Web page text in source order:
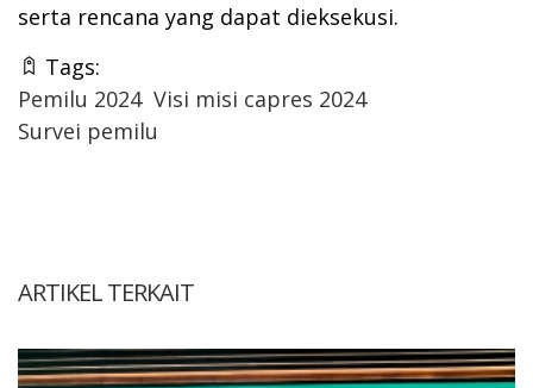
serta rencana yang dapat dieksekusi.
Tags:
Pemilu 2024 Visi misi capres 2024
Survei pemilu
ARTIKEL TERKAIT